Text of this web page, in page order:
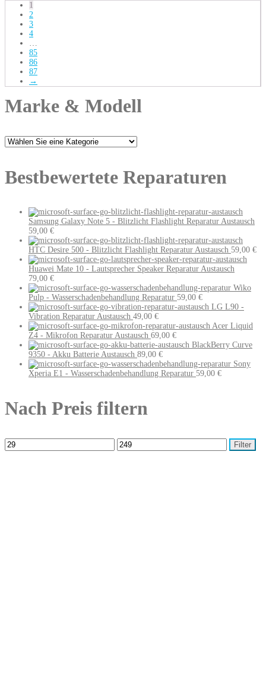
1
2
3
4
…
85
86
87
→
Marke & Modell
Bestbewertete Reparaturen
Samsung Galaxy Note 5 - Blitzlicht Flashlight Reparatur Austausch
59,00 €
HTC Desire 500 - Blitzlicht Flashlight Reparatur Austausch 59,00 €
Huawei Mate 10 - Lautsprecher Speaker Reparatur Austausch
79,00 €
Wiko
Pulp - Wasserschadenbehandlung Reparatur 59,00 €
LG L90 -
Vibration Reparatur Austausch 49,00 €
Acer Liquid
Z4 - Mikrofon Reparatur Austausch 69,00 €
BlackBerry Curve
9350 - Akku Batterie Austausch 89,00 €
Sony
Xperia E1 - Wasserschadenbehandlung Reparatur 59,00 €
Nach Preis filtern
Filter